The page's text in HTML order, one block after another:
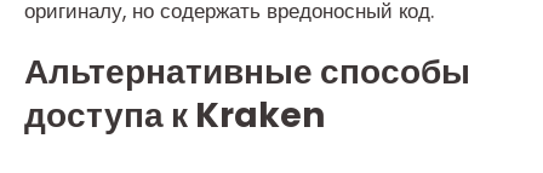
оригиналу, но содержать вредоносный код.
Альтернативные способы
доступа к Kraken